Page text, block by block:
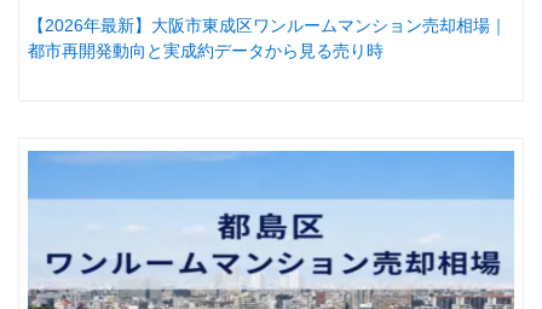
【2026年最新】大阪市東成区ワンルームマンション売却相場｜
都市再開発動向と実成約データから見る売り時